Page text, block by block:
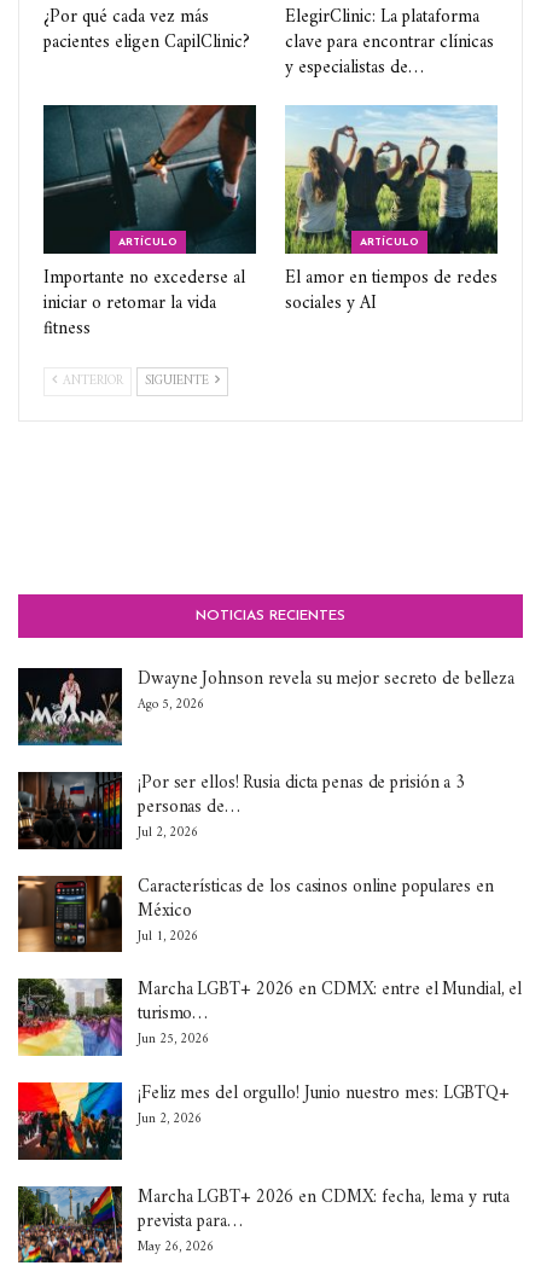
¿Por qué cada vez más
pacientes eligen CapilClinic?
ElegirClinic: La plataforma
clave para encontrar clínicas
y especialistas de…
ARTÍCULO
Importante no excederse al
iniciar o retomar la vida
fitness
ARTÍCULO
El amor en tiempos de redes
sociales y AI
ANTERIOR SIGUIENTE
NOTICIAS RECIENTES
Dwayne Johnson revela su mejor secreto de belleza
Ago 5, 2026
¡Por ser ellos! Rusia dicta penas de prisión a 3
personas de…
Jul 2, 2026
Características de los casinos online populares en
México
Jul 1, 2026
Marcha LGBT+ 2026 en CDMX: entre el Mundial, el
turismo…
Jun 25, 2026
¡Feliz mes del orgullo! Junio nuestro mes: LGBTQ+
Jun 2, 2026
Marcha LGBT+ 2026 en CDMX: fecha, lema y ruta
prevista para…
May 26, 2026